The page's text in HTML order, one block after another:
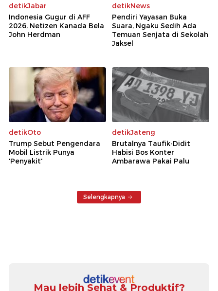
detikJabar
Indonesia Gugur di AFF
2026, Netizen Kanada Bela
John Herdman
detikNews
Pendiri Yayasan Buka
Suara, Ngaku Sedih Ada
Temuan Senjata di Sekolah
Jaksel
detikOto
Trump Sebut Pengendara
Mobil Listrik Punya
'Penyakit'
detikJateng
Brutalnya Taufik-Didit
Habisi Bos Konter
Ambarawa Pakai Palu
Selengkapnya
Mau lebih Sehat & Produktif?